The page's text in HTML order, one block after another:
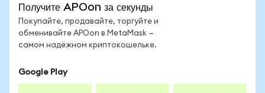
Получите APOon за секунды
Покупайте, продавайте, торгуйте и
обменивайте APOon в MetaMask —
самом надёжном криптокошельке.
Google Play